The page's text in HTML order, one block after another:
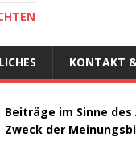
KONTAKT
Beiträge im Sinne des
Zweck der